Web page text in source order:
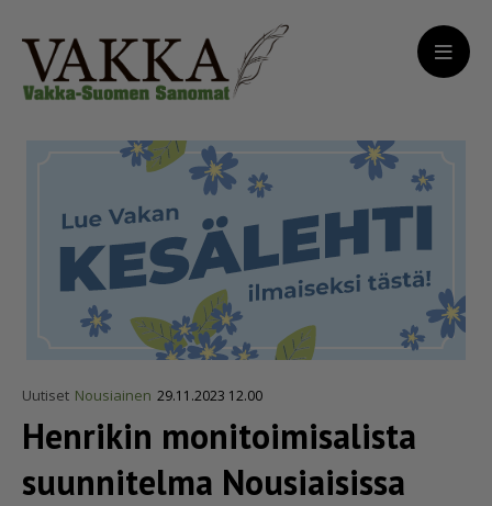
Uutiset Nousiainen 29.11.2023 12.00
Henrikin monitoi­mi­sa­lista
suunnitelma Nousiaisissa